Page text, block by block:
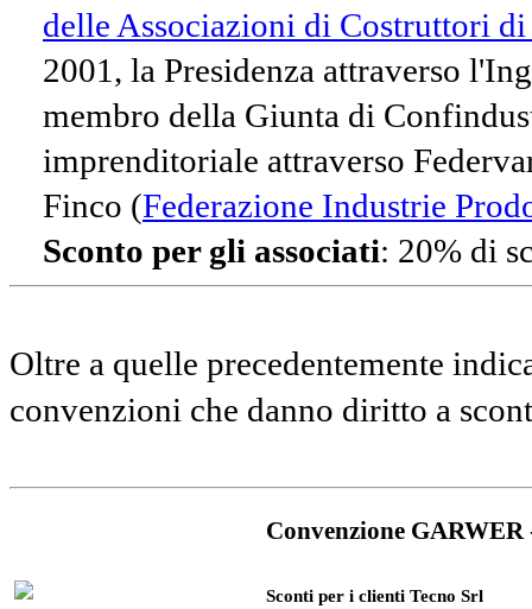
delle Associazioni di Costruttori
2001, la Presidenza attraverso
membro della Giunta di
imprenditoriale attraverso
Finco (Federazione Industrie
Sconto per gli associati: 20% di
Oltre a quelle precedentemente
convenzioni che danno diritto a
Convenzione
Sconti per i clienti Tecno Srl